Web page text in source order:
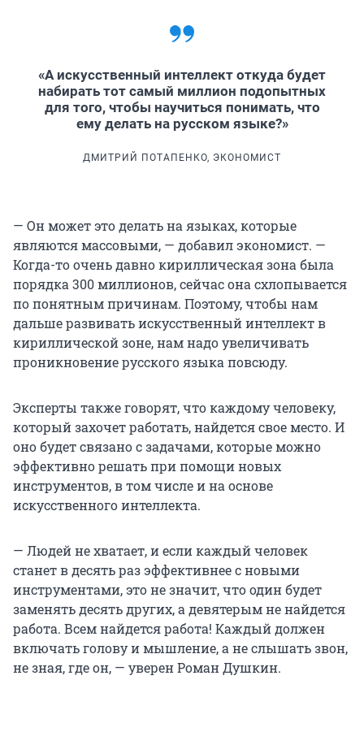
«А искусственный интеллект откуда будет
набирать тот самый миллион подопытных
для того, чтобы научиться понимать, что
ему делать на русском языке?»
ДМИТРИЙ ПОТАПЕНКО, ЭКОНОМИСТ
— Он может это делать на языках, которые
являются массовыми, — добавил экономист. —
Когда-то очень давно кириллическая зона была
порядка 300 миллионов, сейчас она схлопывается
по понятным причинам. Поэтому, чтобы нам
дальше развивать искусственный интеллект в
кириллической зоне, нам надо увеличивать
проникновение русского языка повсюду.
Эксперты также говорят, что каждому человеку,
который захочет работать, найдется свое место. И
оно будет связано с задачами, которые можно
эффективно решать при помощи новых
инструментов, в том числе и на основе
искусственного интеллекта.
— Людей не хватает, и если каждый человек
станет в десять раз эффективнее с новыми
инструментами, это не значит, что один будет
заменять десять других, а девятерым не найдется
работа. Всем найдется работа! Каждый должен
включать голову и мышление, а не слышать звон,
не зная, где он, — уверен Роман Душкин.